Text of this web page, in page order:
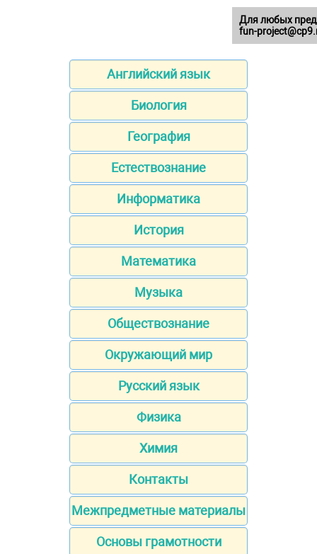
Английский язык
Биология
География
Естествознание
Информатика
История
Математика
Музыка
Обществознание
Окружающий мир
Русский язык
Физика
Химия
Контакты
Межпредметные материалы
Основы грамотности
Для любых
fun-